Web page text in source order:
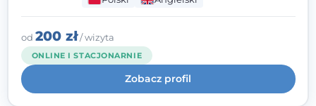
wypalenia zawodowego. Pracuję w języku
polskim i angielskim, w podejściu
humanistycznym, opartym na
partnerstwie i podmiotowości klienta.
od 200 zł/ wizyta
ONLINE I STACJONARNIE
Zobacz profil